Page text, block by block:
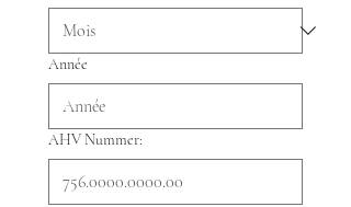
Année
AHV Nummer: